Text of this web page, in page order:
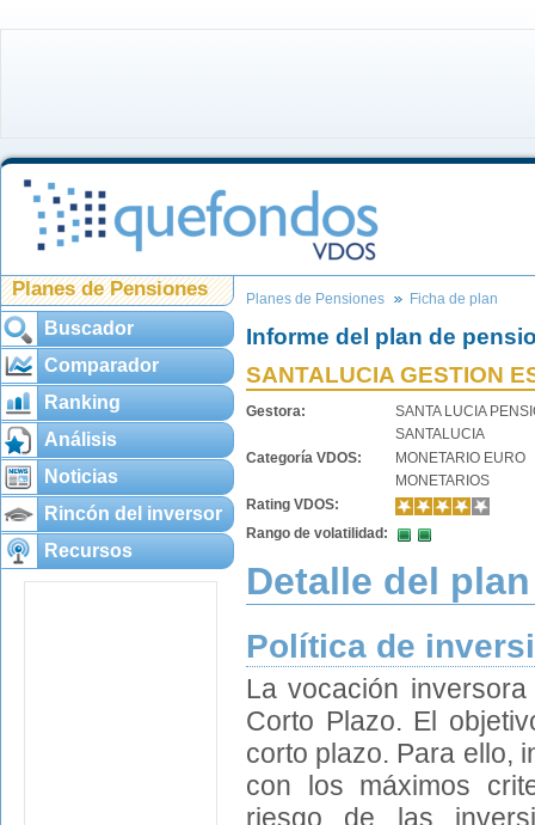
Planes de Pensiones
Buscador
Comparador
Ranking
Análisis
Noticias
Rincón del inversor
Recursos
Planes de Pensiones Ficha de plan
Informe del plan de
SANTALUCIA GESTION
Gestora:
SANTA LUCIA
SANTALUCIA
Categoría VDOS:
MONETARIO EURO
MONETARIOS
Rating VDOS:
Rango de volatilidad:
Detalle del plan
Política de
La vocación
Corto Plazo. El
corto plazo. Para ello,
con los máximos
riesgo de las